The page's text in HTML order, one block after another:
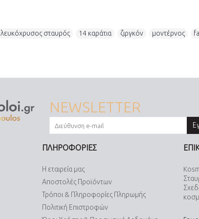
λευκόχρυσος σταυρός 14 καράτια ζιργκόν μοντέρνος
NEWSLETTER
ΠΛΗΡΟΦΟΡΙΕΣ
Η εταιρεία μας
Αποστολές Προϊόντων
Τρόποι & Πληροφορίες Πληρωμής
Πολιτική Επιστροφών